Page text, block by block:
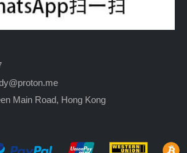
Main Road, Hong Kong